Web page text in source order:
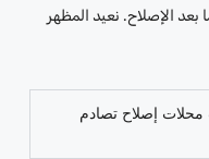
بعد الإصلاح. نعيد المظهر
إصلاح تصادم